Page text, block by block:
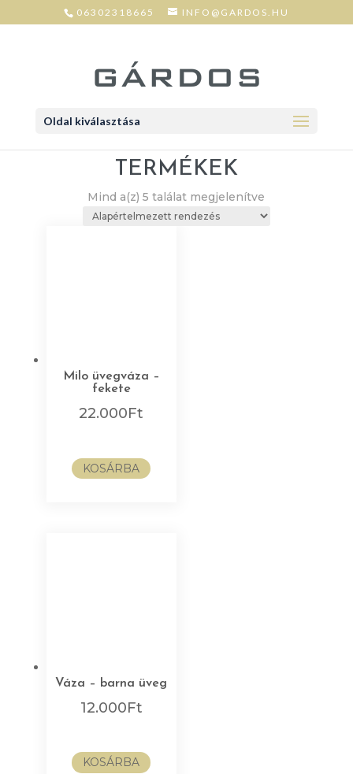
06302318665 INFO@GARDOS.HU
Oldal kiválasztása
TERMÉKEK
Mind a(z) 5 találat megjelenítve
Milo üvegváza –
fekete
22.000Ft
KOSÁRBA
Váza – barna üveg
12.000Ft
KOSÁRBA